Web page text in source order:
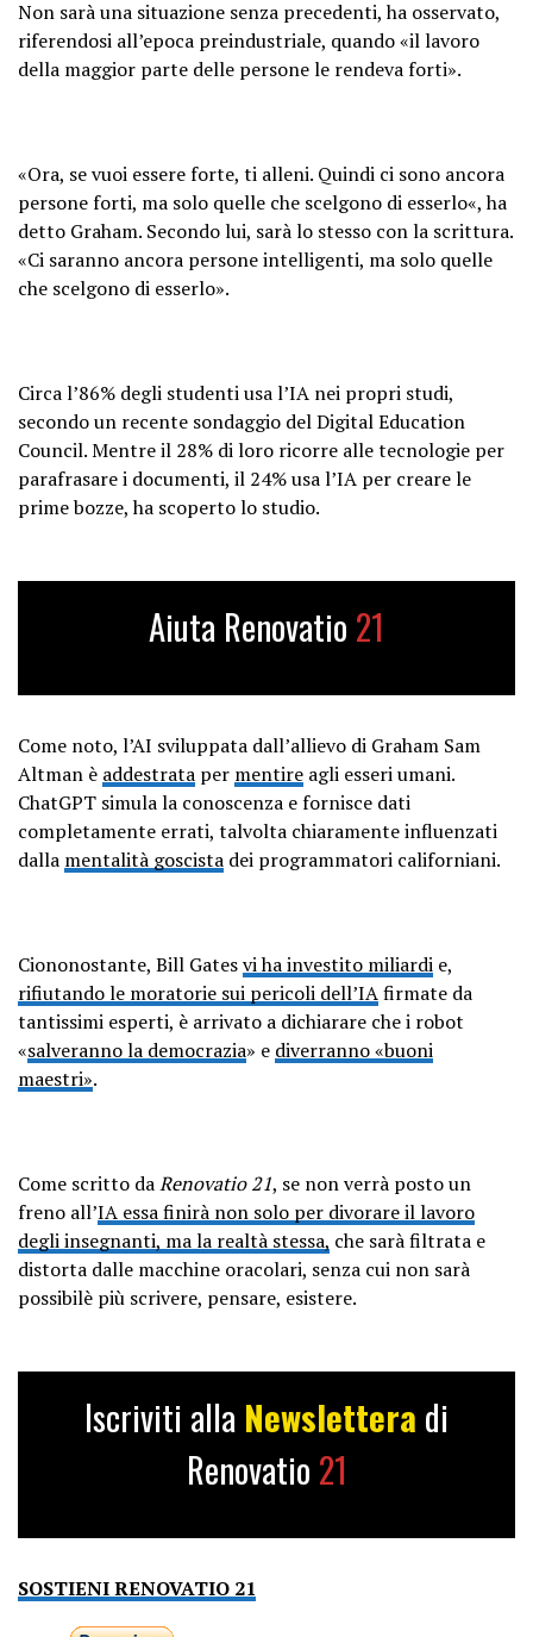
Non sarà una situazione senza precedenti, ha osservato,
riferendosi all’epoca preindustriale, quando «il lavoro
della maggior parte delle persone le rendeva forti».
«Ora, se vuoi essere forte, ti alleni. Quindi ci sono ancora
persone forti, ma solo quelle che scelgono di esserlo«, ha
detto Graham. Secondo lui, sarà lo stesso con la scrittura.
«Ci saranno ancora persone intelligenti, ma solo quelle
che scelgono di esserlo».
Circa l’86% degli studenti usa l’IA nei propri studi,
secondo un recente sondaggio del Digital Education
Council. Mentre il 28% di loro ricorre alle tecnologie per
parafrasare i documenti, il 24% usa l’IA per creare le
prime bozze, ha scoperto lo studio.
Aiuta Renovatio 21
Come noto, l’AI sviluppata dall’allievo di Graham Sam
Altman è addestrata per mentire agli esseri umani.
ChatGPT simula la conoscenza e fornisce dati
completamente errati, talvolta chiaramente influenzati
dalla mentalità goscista dei programmatori californiani.
Ciononostante, Bill Gatesvi ha investito miliardi e,
rifiutando le moratorie sui pericoli dell’IAfirmate da
tantissimi esperti, è arrivato a dichiarare che i robot
«salveranno la democrazia» e diverranno «buoni
maestri».
Come scritto daRenovatio 21, se non verrà posto un
freno all’IA essa finirà non solo per divorare il lavoro
degli insegnanti, ma la realtà stessa, che sarà filtrata e
distorta dalle macchine oracolari, senza cui non sarà
possibilè più scrivere, pensare, esistere.
Iscriviti alla Newslettera di
Renovatio 21
SOSTIENI RENOVATIO 21